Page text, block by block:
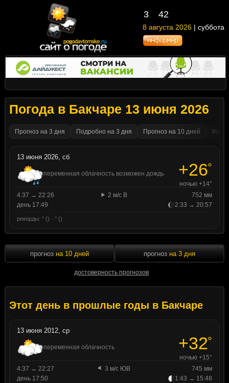
3 42
8 августа 2026 | суббота
Погода в Бакчаре 13 июня 2026
Прогноз на 3 дня Подробно на 3 дня Прогноз на 10 дней
13 июня 2026, сб
переменная облачность возможен дождь +26°
ночью +14°
4:37 → 22:26
2 м/с В
752 мм
день 17:49
2:33 → 20:57
рекорды: ° () · ° ()
прогноз на 10 дней
достоверность прогнозов
прогноз на 3 дня
Этот день в прошлые годы в Бакчаре
13 июня 2012, ср
переменная облачность +32°
ночью +15°
4:37 → 22:27
3 м/с ЮВ
745 мм
день 17:50
1:43 → 15:48